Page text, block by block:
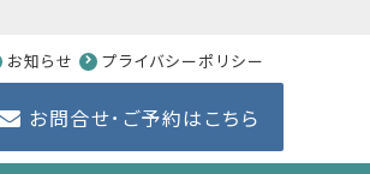
お知らせ プライバシーポリシー
お問合せ･ご予約はこちら